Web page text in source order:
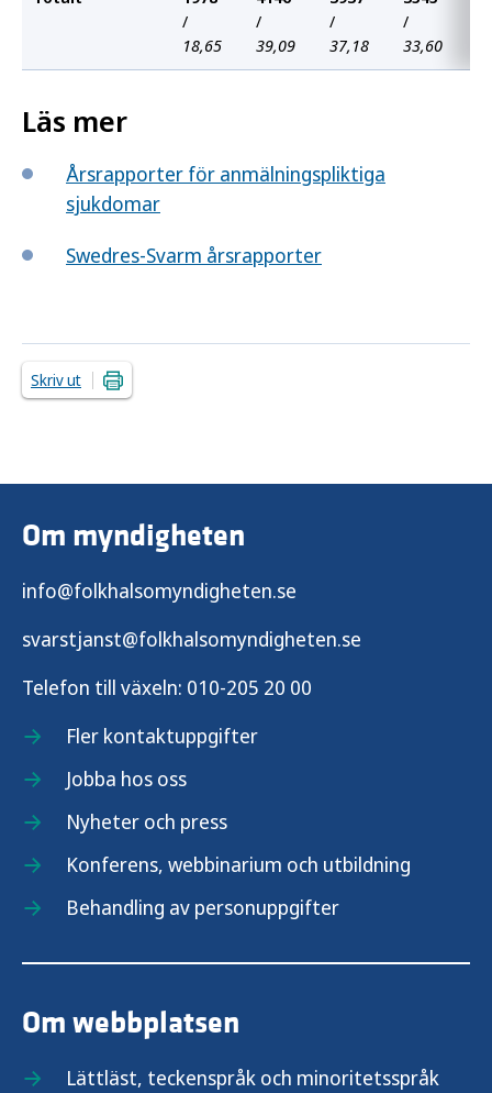
/
18,65
/
39,09
/
37,18
/
33,60
Läs mer
Årsrapporter för anmälningspliktiga
sjukdomar
Swedres-Svarm årsrapporter
Skriv ut
Om myndigheten
info@folkhalsomyndigheten.se
svarstjanst@folkhalsomyndigheten.se
Telefon till växeln: 010-205 20 00
Fler kontaktuppgifter
Jobba hos oss
Nyheter och press
Konferens, webbinarium och utbildning
Behandling av personuppgifter
Om webbplatsen
Lättläst, teckenspråk och minoritetsspråk